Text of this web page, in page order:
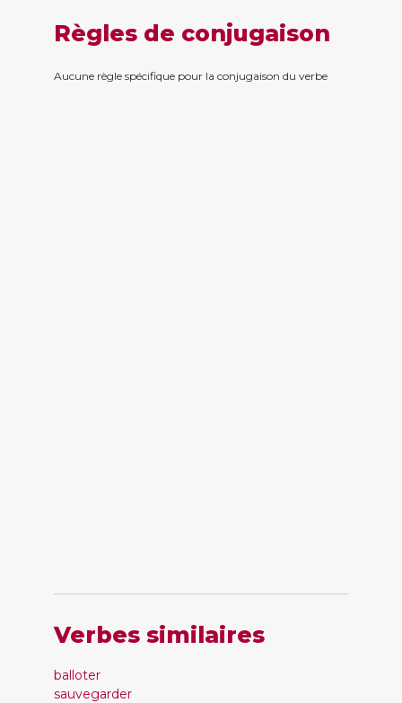
Règles de conjugaison
Aucune règle spécifique pour la conjugaison du verbe
Verbes similaires
balloter
sauvegarder